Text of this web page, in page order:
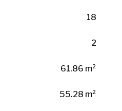
18
2
61.86 m²
55.28 m²